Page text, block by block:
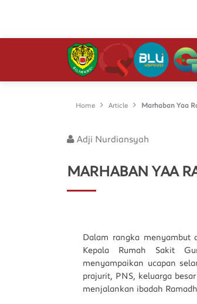
Home Article Marhaban Yaa
Adji Nurdiansyah
MARHABAN YAA
Dalam rangka menyambut
Kepala Rumah Sakit
menyampaikan ucapan
prajurit, PNS, keluarga
menjalankan ibadah